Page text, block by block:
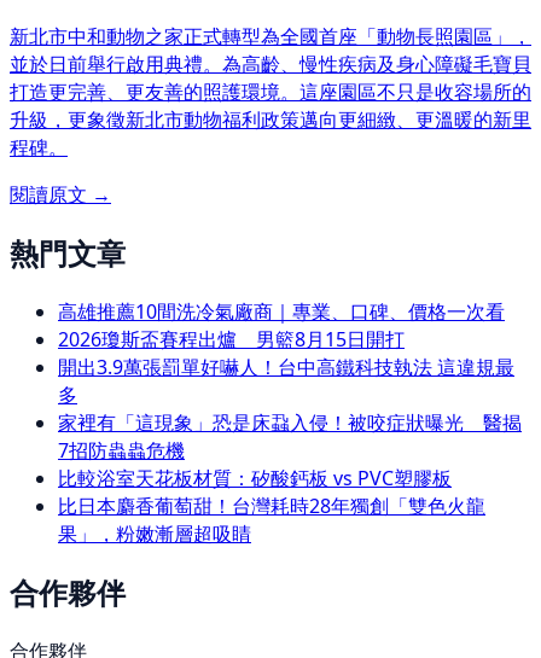
新北市中和動物之家正式轉型為全國首座「動物長照園區」，
並於日前舉行啟用典禮。為高齡、慢性疾病及身心障礙毛寶貝
打造更完善、更友善的照護環境。這座園區不只是收容場所的
升級，更象徵新北市動物福利政策邁向更細緻、更溫暖的新里
程碑。
閱讀原文 →
熱門文章
高雄推薦10間洗冷氣廠商｜專業、口碑、價格一次看
2026瓊斯盃賽程出爐 男籃8月15日開打
開出3.9萬張罰單好嚇人！台中高鐵科技執法 這違規最
多
家裡有「這現象」恐是床蝨入侵！被咬症狀曝光 醫揭
7招防蟲蟲危機
比較浴室天花板材質：矽酸鈣板 vs PVC塑膠板
比日本麝香葡萄甜！台灣耗時28年獨創「雙色火龍
果」，粉嫩漸層超吸睛
合作夥伴
合作夥伴